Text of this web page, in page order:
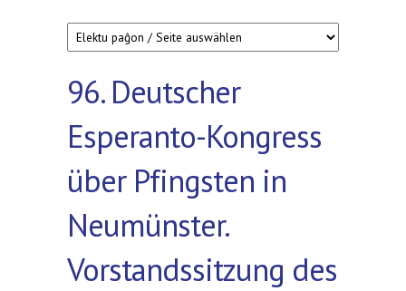
96. Deutscher
Esperanto-Kongress
über Pfingsten in
Neumünster.
Vorstandssitzung des